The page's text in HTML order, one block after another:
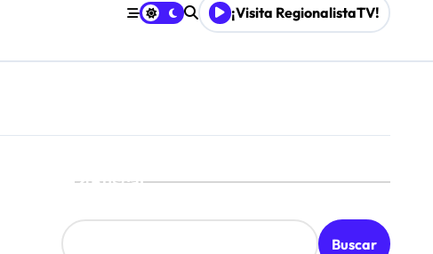
¡Visita RegionalistaTV!
Buscar
Buscar